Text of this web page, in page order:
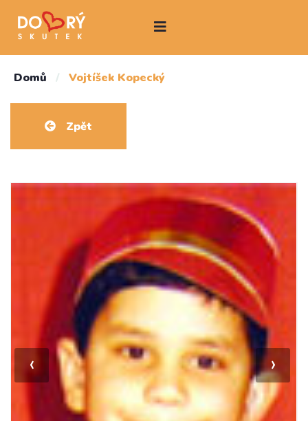
Domů / Vojtíšek Kopecký
Zpět
‹ ›